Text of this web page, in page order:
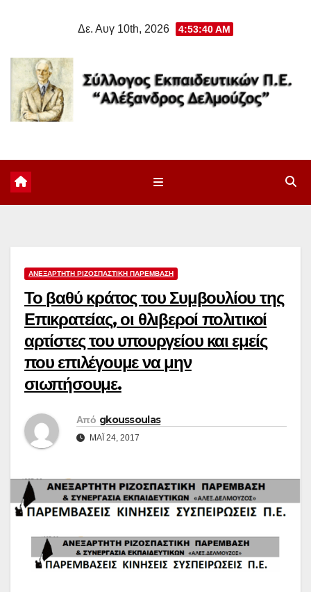
Δε. Αυγ 10th, 2026 4:53:41 AM
ΑΝΕΞΆΡΤΗΤΗ ΡΙΖΟΣΠΑΣΤΙΚΉ ΠΑΡΈΜΒΑΣΗ
Το βαθύ κράτος του Συμβουλίου της
Επικρατείας, οι θλιβεροί πολιτικοί
αρτίστες του υπουργείου και εμείς
που επιλέγουμε να μην
σιωπήσουμε.
Από gkoussoulas
ΜΆΙ 24, 2017